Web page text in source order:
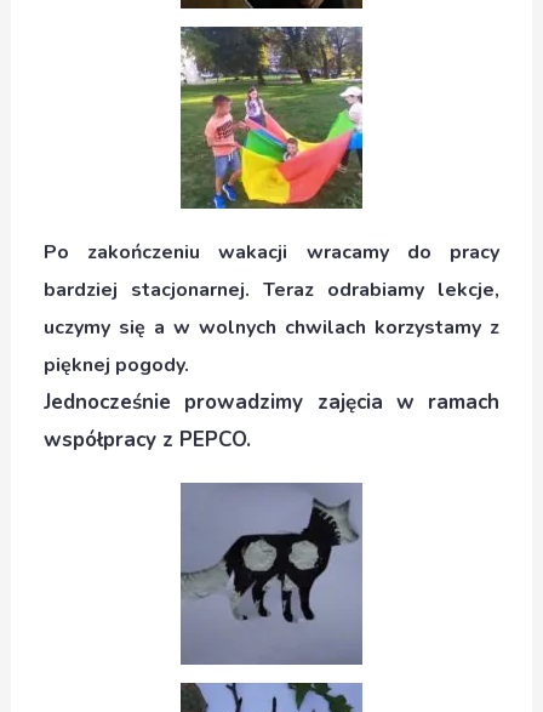
Po zakończeniu wakacji wracamy do pracy
bardziej stacjonarnej. Teraz odrabiamy lekcje,
uczymy się a w wolnych chwilach korzystamy z
pięknej pogody.
Jednocześnie prowadzimy zajęcia w ramach
współpracy z PEPCO.